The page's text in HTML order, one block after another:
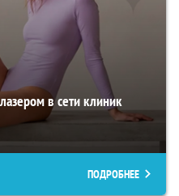
в сети клиник
ПОДРОБНЕЕ